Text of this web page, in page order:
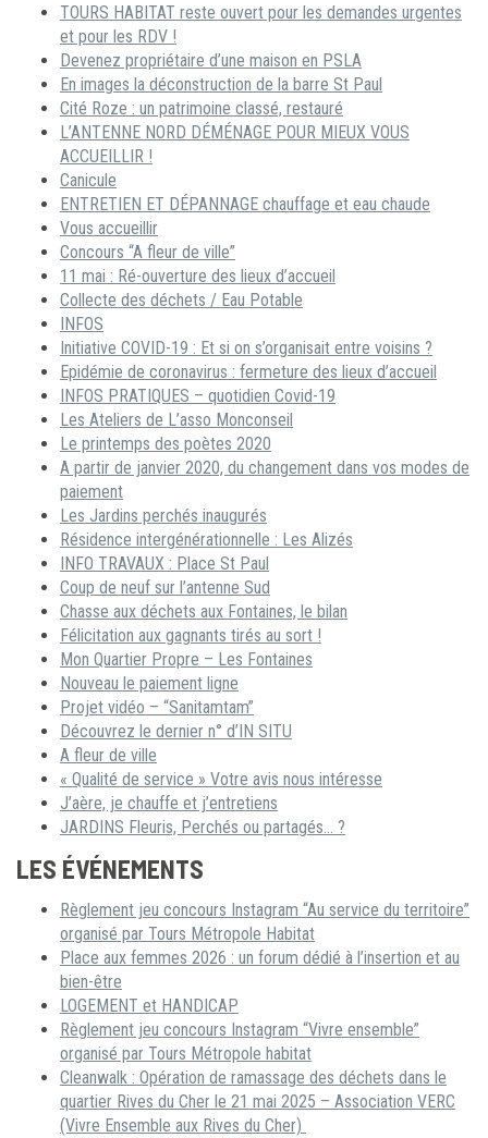
TOURS HABITAT reste ouvert pour les demandes urgentes
et pour les RDV !
Devenez propriétaire d’une maison en PSLA
En images la déconstruction de la barre St Paul
Cité Roze : un patrimoine classé, restauré
L’ANTENNE NORD DÉMÉNAGE POUR MIEUX VOUS
ACCUEILLIR !
Canicule
ENTRETIEN ET DÉPANNAGE chauffage et eau chaude
Vous accueillir
Concours “A fleur de ville”
11 mai : Ré-ouverture des lieux d’accueil
Collecte des déchets / Eau Potable
INFOS
Initiative COVID-19 : Et si on s’organisait entre voisins ?
Epidémie de coronavirus : fermeture des lieux d’accueil
INFOS PRATIQUES – quotidien Covid-19
Les Ateliers de L’asso Monconseil
Le printemps des poètes 2020
A partir de janvier 2020, du changement dans vos modes de
paiement
Les Jardins perchés inaugurés
Résidence intergénérationnelle : Les Alizés
INFO TRAVAUX : Place St Paul
Coup de neuf sur l’antenne Sud
Chasse aux déchets aux Fontaines, le bilan
Félicitation aux gagnants tirés au sort !
Mon Quartier Propre – Les Fontaines
Nouveau le paiement ligne
Projet vidéo – “Sanitamtam”
Découvrez le dernier n° d’IN SITU
A fleur de ville
« Qualité de service » Votre avis nous intéresse
J’aère, je chauffe et j’entretiens
JARDINS Fleuris, Perchés ou partagés… ?
LES ÉVÉNEMENTS
Règlement jeu concours Instagram “Au service du territoire”
organisé par Tours Métropole Habitat
Place aux femmes 2026 : un forum dédié à l’insertion et au
bien-être
LOGEMENT et HANDICAP
Règlement jeu concours Instagram “Vivre ensemble”
organisé par Tours Métropole habitat
Cleanwalk : Opération de ramassage des déchets dans le
quartier Rives du Cher le 21 mai 2025 – Association VERC
(Vivre Ensemble aux Rives du Cher)